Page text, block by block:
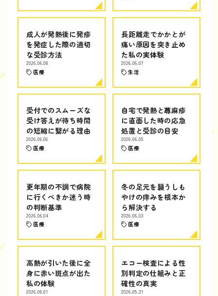
成人が発熱後に発疹
を発症した際の適切
な受診方法
2026.06.08
医療
長距離走でかかとが
痛い原因を突き止め
た私の実体験
2026.06.07
生活
受付でのスムーズな
受け答えが待ち時間
の短縮に繋がる理由
2026.06.06
医療
自宅で発熱と蕁麻疹
に直面した時の応急
処置と受診の目安
2026.06.05
医療
更年期の不調で病院
に行くべきか迷う時
の判断基準
2026.06.04
医療
冬の足元を襲うしも
やけの痒みを根本か
ら解決する
2026.06.03
医療
高熱が引いた後に全
身に赤い斑点が出た
私の体験
2026.06.01
エコー検査による性
別判定の仕組みと正
確性の真実
2026.05.31